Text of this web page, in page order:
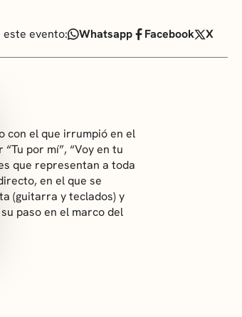
evento: Whatsapp Facebook X
con el que irrumpió en el
por mí”, “Voy en tu
que representan a toda
en el que se
(guitarra y teclados) y
paso en el marco del